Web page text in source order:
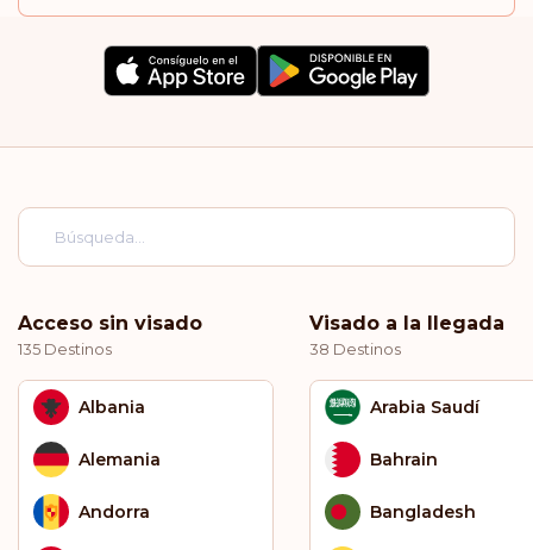
Acceso sin visado
135 Destinos
Albania
Alemania
Andorra
Visado a la llegada
38 Destinos
Arabia Saudí
Bahrain
Bangladesh